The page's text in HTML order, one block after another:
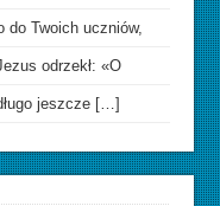
do Twoich uczniów,
odrzekł: «O
jeszcze […]